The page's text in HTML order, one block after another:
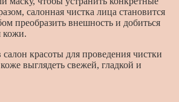
салонная чистка лица становится
преобразить внешность и добиться
кожи.
красоты для проведения чистки
выглядеть свежей, гладкой и